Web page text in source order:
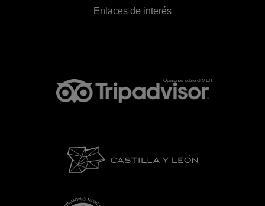
Enlaces de interés
Opiniones sobre el MEH